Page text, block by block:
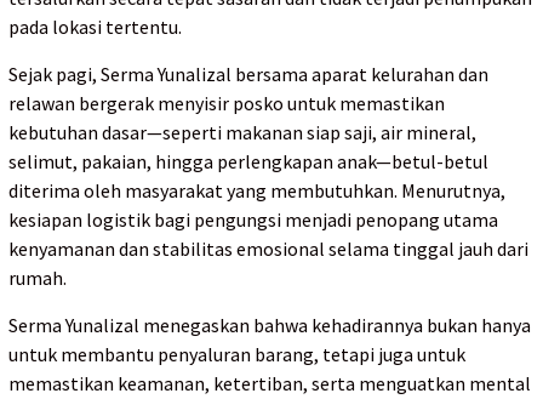
pada lokasi tertentu.
Sejak pagi, Serma Yunalizal bersama aparat kelurahan dan
relawan bergerak menyisir posko untuk memastikan
kebutuhan dasar—seperti makanan siap saji, air mineral,
selimut, pakaian, hingga perlengkapan anak—betul-betul
diterima oleh masyarakat yang membutuhkan. Menurutnya,
kesiapan logistik bagi pengungsi menjadi penopang utama
kenyamanan dan stabilitas emosional selama tinggal jauh dari
rumah.
Serma Yunalizal menegaskan bahwa kehadirannya bukan hanya
untuk membantu penyaluran barang, tetapi juga untuk
memastikan keamanan, ketertiban, serta menguatkan mental